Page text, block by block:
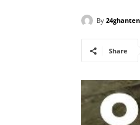
By
Share